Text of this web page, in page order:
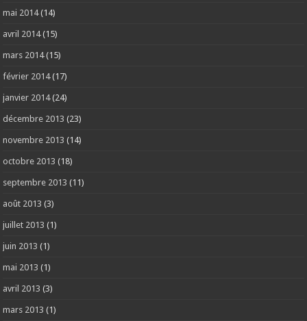
mai 2014(14)
avril 2014(15)
mars 2014(15)
février 2014(17)
janvier 2014(24)
décembre 2013 (23)
novembre 2013 (14)
octobre 2013 (18)
septembre 2013 (11)
août 2013 (3)
juillet 2013 (1)
juin 2013 (1)
mai 2013 (1)
avril 2013 (3)
mars 2013 (1)